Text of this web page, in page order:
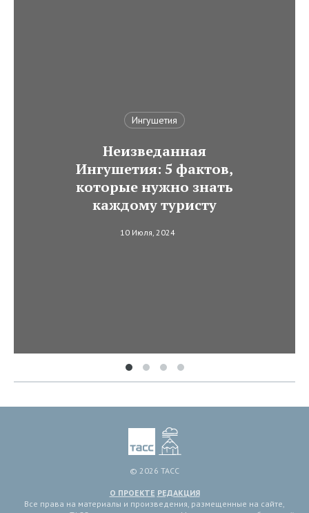
Ингушетия
Неизведанная
Ингушетия: 5 фактов,
которые нужно знать
каждому туристу
10 Июля, 2024
© 2026 ТАСС
О ПРОЕКТЕ РЕДАКЦИЯ
Все права на материалы и произведения, размещенные на сайте,